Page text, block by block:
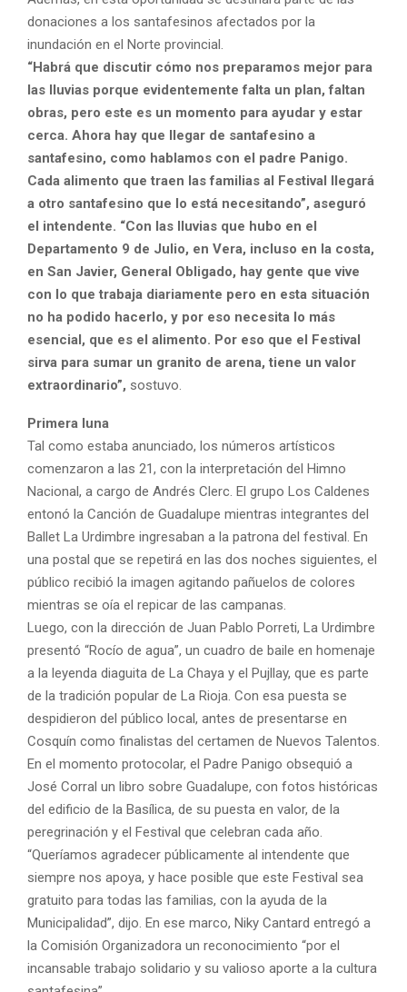
donaciones a los santafesinos afectados por la
inundación en el Norte provincial.
“Habrá que discutir cómo nos preparamos mejor para
las lluvias porque evidentemente falta un plan, faltan
obras, pero este es un momento para ayudar y estar
cerca. Ahora hay que llegar de santafesino a
santafesino, como hablamos con el padre Panigo.
Cada alimento que traen las familias al Festival llegará
a otro santafesino que lo está necesitando”, aseguró
el intendente. “Con las lluvias que hubo en el
Departamento 9 de Julio, en Vera, incluso en la costa,
en San Javier, General Obligado, hay gente que vive
con lo que trabaja diariamente pero en esta situación
no ha podido hacerlo, y por eso necesita lo más
esencial, que es el alimento. Por eso que el Festival
sirva para sumar un granito de arena, tiene un valor
extraordinario”, sostuvo.
Primera luna
Tal como estaba anunciado, los números artísticos
comenzaron a las 21, con la interpretación del Himno
Nacional, a cargo de Andrés Clerc. El grupo Los Caldenes
entonó la Canción de Guadalupe mientras integrantes del
Ballet La Urdimbre ingresaban a la patrona del festival. En
una postal que se repetirá en las dos noches siguientes, el
público recibió la imagen agitando pañuelos de colores
mientras se oía el repicar de las campanas.
Luego, con la dirección de Juan Pablo Porreti, La Urdimbre
presentó “Rocío de agua”, un cuadro de baile en homenaje
a la leyenda diaguita de La Chaya y el Pujllay, que es parte
de la tradición popular de La Rioja. Con esa puesta se
despidieron del público local, antes de presentarse en
Cosquín como finalistas del certamen de Nuevos Talentos.
En el momento protocolar, el Padre Panigo obsequió a
José Corral un libro sobre Guadalupe, con fotos históricas
del edificio de la Basílica, de su puesta en valor, de la
peregrinación y el Festival que celebran cada año.
“Queríamos agradecer públicamente al intendente que
siempre nos apoya, y hace posible que este Festival sea
gratuito para todas las familias, con la ayuda de la
Municipalidad”, dijo. En ese marco, Niky Cantard entregó a
la Comisión Organizadora un reconocimiento “por el
incansable trabajo solidario y su valioso aporte a la cultura